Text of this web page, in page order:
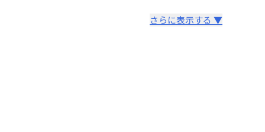
さらに表示する ▼